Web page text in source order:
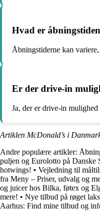
Hvad er
Åbningstiderne kan
Er der drive-in
Ja, der er drive-in
Artiklen McDonald’s i
Andre populære artikler:
puljen og Eurolotto på Danske
hotwings! • Vejledning til
fra Meny – Priser, udvalg og
og juicer hos Bilka, føtex og
mere! • Nye tilbud på røget
Aarhus: Find mine tilbud og